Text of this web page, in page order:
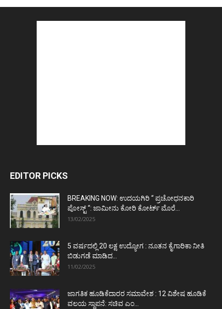
EDITOR PICKS
BREAKING NOW: ಉದಯಗಿರಿ “ ಪ್ರಚೋಧನಕಾರಿ
ಪೋಸ್ಟ್‌ “: ಜಾಮೀನು ಕೋರಿ ಕೋರ್ಟ್‌ ಮೊರೆ...
13/02/2025
5 ವರ್ಷದಲ್ಲಿ 20 ಲಕ್ಷ ಉದ್ಯೋಗ : ನೂತನ ಕೈಗಾರಿಕಾ ನೀತಿ
ಬಿಡುಗಡೆ ಮಾಡಿದ...
11/02/2025
ಜಾಗತಿಕ ಹೂಡಿಕೆದಾರರ ಸಮಾವೇಶ : 12 ವಿಶೇಷ ಹೂಡಿಕೆ
ವಲಯ ಸ್ಥಾಪನೆ: ಸಚಿವ ಎಂ...